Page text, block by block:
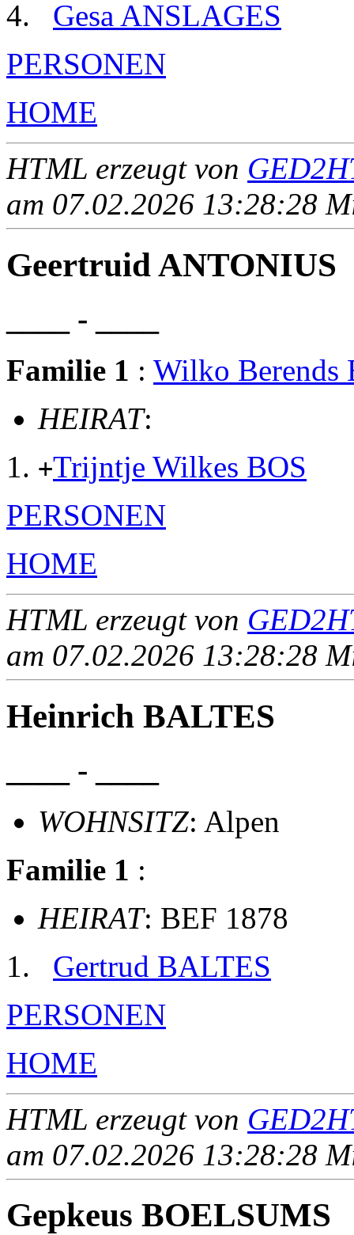
Gesa ANSLAGES
PERSONEN
HOME
HTML erzeugt von
am 07.02.2026 13:28:28
Geertruid ANTONIUS
____ - ____
Familie 1 : Wilko Berends
HEIRAT:
+Trijntje Wilkes BOS
PERSONEN
HOME
HTML erzeugt von
am 07.02.2026 13:28:28
Heinrich BALTES
____ - ____
WOHNSITZ: Alpen
Familie 1 :
HEIRAT: BEF 1878
Gertrud BALTES
PERSONEN
HOME
HTML erzeugt von
am 07.02.2026 13:28:28
Gepkeus BOELSUMS